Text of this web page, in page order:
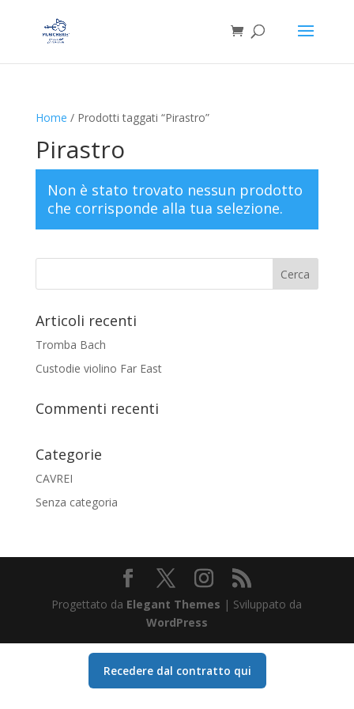
Home / Prodotti taggati “Pirastro”
Pirastro
Non è stato trovato nessun prodotto
che corrisponde alla tua selezione.
Articoli recenti
Tromba Bach
Custodie violino Far East
Commenti recenti
Categorie
CAVREI
Senza categoria
Progettato da Elegant Themes | Sviluppato da
WordPress
Recedere dal contratto qui